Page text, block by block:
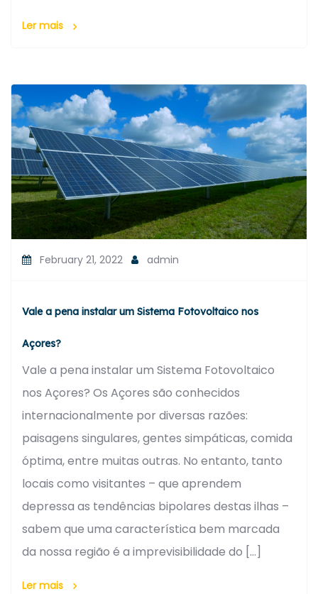
Ler mais
February 21, 2022 admin
Vale a pena instalar um Sistema Fotovoltaico nos
Açores?
Vale a pena instalar um Sistema Fotovoltaico
nos Açores? Os Açores são conhecidos
internacionalmente por diversas razões:
paisagens singulares, gentes simpáticas, comida
óptima, entre muitas outras. No entanto, tanto
locais como visitantes – que aprendem
depressa as tendências bipolares destas ilhas –
sabem que uma característica bem marcada
da nossa região é a imprevisibilidade do […]
Ler mais